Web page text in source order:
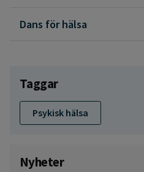
Dans för hälsa
Taggar
Psykisk hälsa
Nyheter